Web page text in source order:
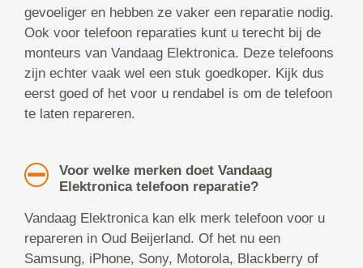
gevoeliger en hebben ze vaker een reparatie nodig.
Ook voor telefoon reparaties kunt u terecht bij de
monteurs van Vandaag Elektronica. Deze telefoons
zijn echter vaak wel een stuk goedkoper. Kijk dus
eerst goed of het voor u rendabel is om de telefoon
te laten repareren.
Voor welke merken doet Vandaag
Elektronica telefoon reparatie?
Vandaag Elektronica kan elk merk telefoon voor u
repareren in Oud Beijerland. Of het nu een
Samsung, iPhone, Sony, Motorola, Blackberry of